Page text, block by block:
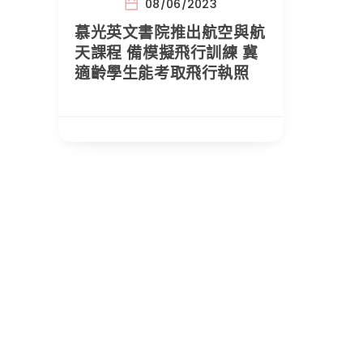
08/06/2023
慕光英文書院推出航空與航
天課程 備模擬飛行訓練 冀
適齡學生能考取飛行執照